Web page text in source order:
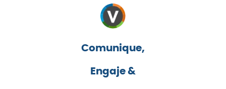
Comunique,
Engaje &